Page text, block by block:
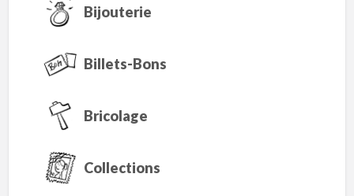
Bijouterie
Billets-Bons
Bricolage
Collections